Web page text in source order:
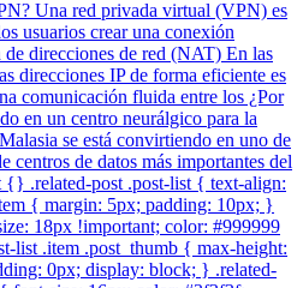
Una red privada virtual (VPN) es
usuarios crear una conexión
direcciones de red (NAT) En las
direcciones IP de forma eficiente es
comunicación fluida entre los ¿Por
en un centro neurálgico para la
se está convirtiendo en uno de
centros de datos más importantes del
{} .related-post .post-list { text-align:
{ margin: 5px; padding: 10px; }
18px !important; color: #999999
list .item .post_thumb { max-height:
0px; display: block; } .related-